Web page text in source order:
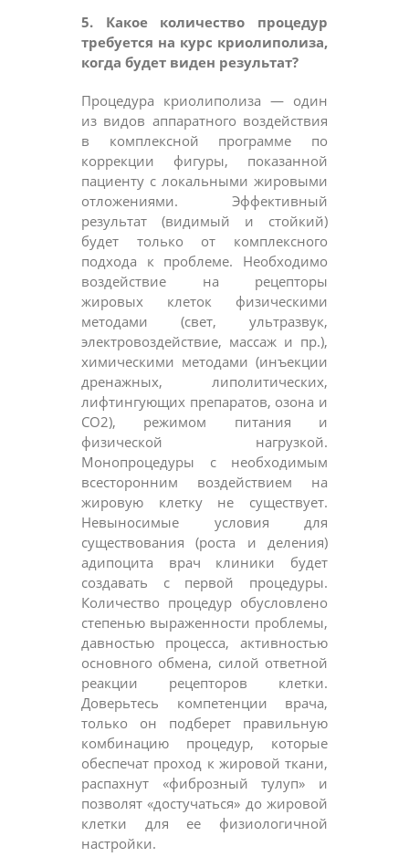
5. Какое количество процедур
требуется на курс криолиполиза,
когда будет виден результат?
Процедура криолиполиза — один
из видов аппаратного воздействия
в комплексной программе по
коррекции фигуры, показанной
пациенту с локальными жировыми
отложениями. Эффективный
результат (видимый и стойкий)
будет только от комплексного
подхода к проблеме. Необходимо
воздействие на рецепторы
жировых клеток физическими
методами (свет, ультразвук,
электровоздействие, массаж и пр.),
химическими методами (инъекции
дренажных, липолитических,
лифтингующих препаратов, озона и
СО2), режимом питания и
физической нагрузкой.
Монопроцедуры с необходимым
всесторонним воздействием на
жировую клетку не существует.
Невыносимые условия для
существования (роста и деления)
адипоцита врач клиники будет
создавать с первой процедуры.
Количество процедур обусловлено
степенью выраженности проблемы,
давностью процесса, активностью
основного обмена, силой ответной
реакции рецепторов клетки.
Доверьтесь компетенции врача,
только он подберет правильную
комбинацию процедур, которые
обеспечат проход к жировой ткани,
распахнут «фиброзный тулуп» и
позволят «достучаться» до жировой
клетки для ее физиологичной
настройки.